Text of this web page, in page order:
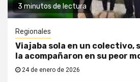
3 minutos de lectura
Regionales
Viajaba sola en un colectivo,
la acompañaron en su peor
24 de enero de 2026